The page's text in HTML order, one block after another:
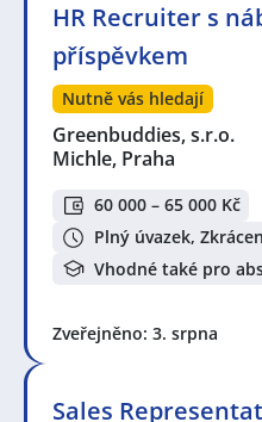
HR Recruiter s
příspěvkem
Nutně vás hledají
Greenbuddies, s.r.o.
Michle, Praha
60 000 – 65 000 Kč
Plný úvazek,
Vhodné také pro
Zveřejněno: 3. srpna
Sales